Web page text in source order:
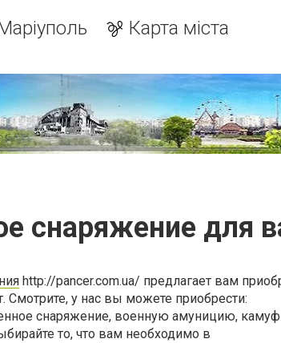
Карта міста
снаряжение для
http://pancer.com.ua/ предлагает вам
у нас вы можете приобрести:
снаряжение, военную амуницию,
то, что вам необходимо в